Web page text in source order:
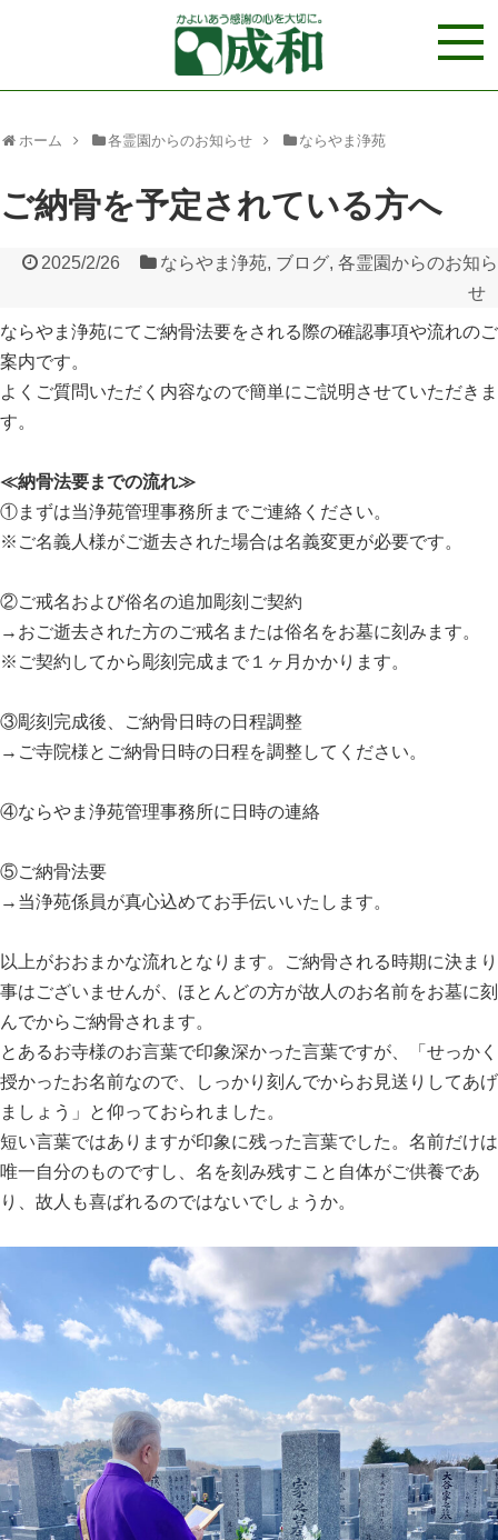
ホーム 各霊園からのお知らせ ならやま浄苑
ご納骨を予定されている方へ
2025/2/26 ならやま浄苑, ブログ, 各霊園からのお知ら
せ
ならやま浄苑にてご納骨法要をされる際の確認事項や流れのご
案内です。
よくご質問いただく内容なので簡単にご説明させていただきま
す。
≪納骨法要までの流れ≫
①まずは当浄苑管理事務所までご連絡ください。
※ご名義人様がご逝去された場合は名義変更が必要です。
②ご戒名および俗名の追加彫刻ご契約
→おご逝去された方のご戒名または俗名をお墓に刻みます。
※ご契約してから彫刻完成まで１ヶ月かかります。
③彫刻完成後、ご納骨日時の日程調整
→ご寺院様とご納骨日時の日程を調整してください。
④ならやま浄苑管理事務所に日時の連絡
⑤ご納骨法要
→当浄苑係員が真心込めてお手伝いいたします。
以上がおおまかな流れとなります。ご納骨される時期に決まり
事はございませんが、ほとんどの方が故人のお名前をお墓に刻
んでからご納骨されます。
とあるお寺様のお言葉で印象深かった言葉ですが、「せっかく
授かったお名前なので、しっかり刻んでからお見送りしてあげ
ましょう」と仰っておられました。
短い言葉ではありますが印象に残った言葉でした。名前だけは
唯一自分のものですし、名を刻み残すこと自体がご供養であ
り、故人も喜ばれるのではないでしょうか。